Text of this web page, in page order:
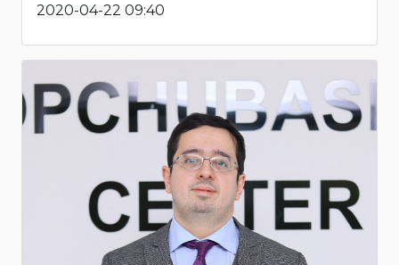
2020-04-22 09:40